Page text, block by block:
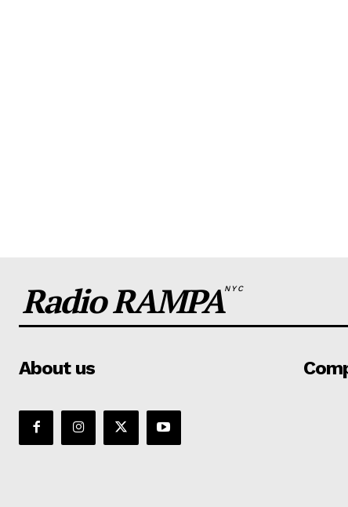
Radio RAMPANYC
About us